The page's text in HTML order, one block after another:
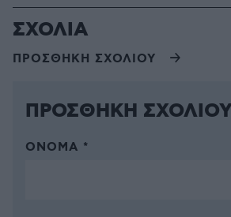
ΣΧΟΛΙΑ
ΠΡΟΣΘΗΚΗ ΣΧΟΛΙΟΥ
ΠΡΟΣΘΗΚΗ ΣΧΟΛΙΟΥ
ΌΝΟΜΑ *